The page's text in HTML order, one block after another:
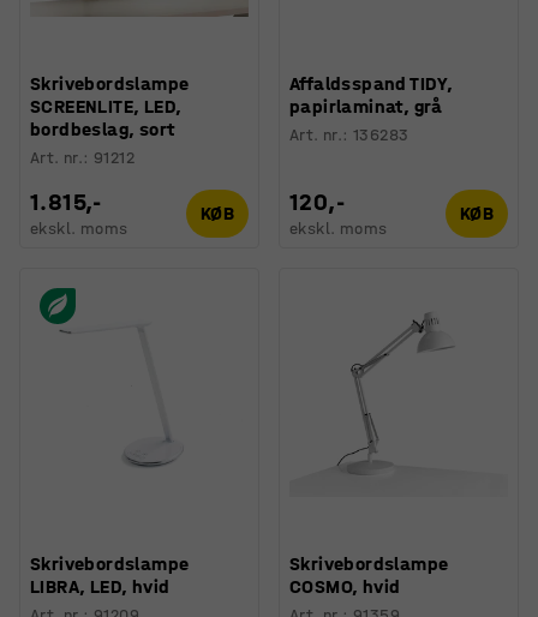
Skrivebordslampe
SCREENLITE, LED,
bordbeslag, sort
Art. nr.: 91212
1.815,-
ekskl. moms
KØB
Affaldsspand TIDY,
papirlaminat, grå
Art. nr.:136283
120,-
ekskl. moms
KØB
Skrivebordslampe
LIBRA, LED, hvid
Skrivebordslampe
COSMO, hvid